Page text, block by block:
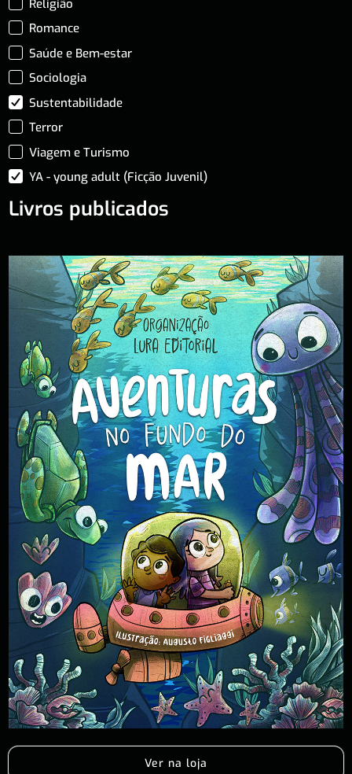
Religião
Romance
Saúde e Bem-estar
Sociologia
Sustentabilidade
Terror
Viagem e Turismo
YA - young adult (Ficção Juvenil)
Livros publicados
Ver na loja